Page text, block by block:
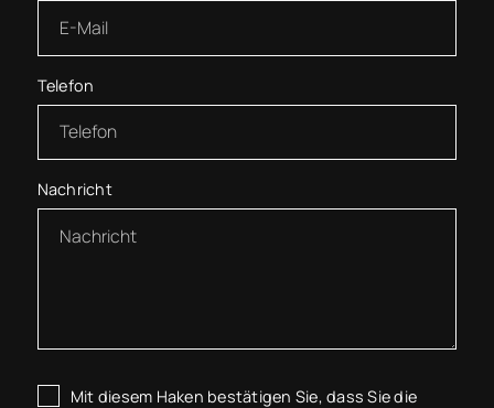
Telefon
Nachricht
Mit diesem Haken bestätigen Sie, dass Sie die